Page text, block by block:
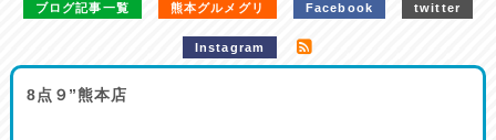
ブログ記事一覧 熊本グルメグリ Facebook twitter
Instagram
8点９”熊本店